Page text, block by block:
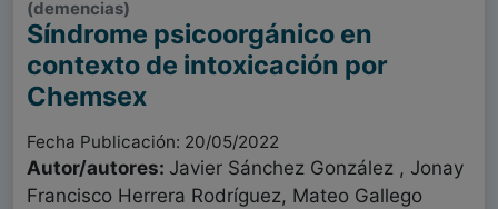
(demencias)
Síndrome psicoorgánico en
contexto de intoxicación por
Chemsex
Fecha Publicación: 20/05/2022
Autor/autores: Javier Sánchez González , Jonay
Francisco Herrera Rodríguez, Mateo Gallego